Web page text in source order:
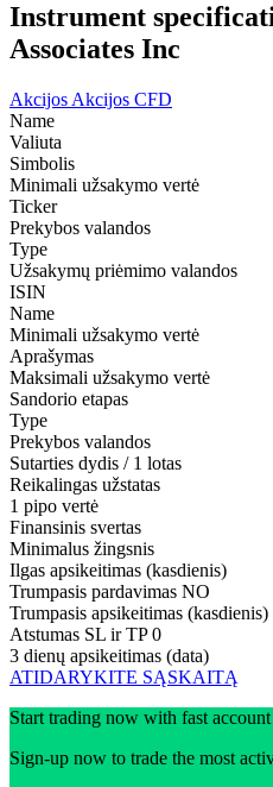
Instrument
Associates Inc
Akcijos Akcijos CFD
Name
Valiuta
Simbolis
Minimali užsakymo vertė
Ticker
Prekybos valandos
Type
Užsakymų priėmimo valandos
ISIN
Name
Minimali užsakymo vertė
Aprašymas
Maksimali užsakymo vertė
Sandorio etapas
Type
Prekybos valandos
Sutarties dydis / 1 lotas
Reikalingas užstatas
1 pipo vertė
Finansinis svertas
Minimalus žingsnis
Ilgas apsikeitimas (kasdienis)
Trumpasis pardavimas NO
Trumpasis apsikeitimas (kasdienis)
Atstumas SL ir TP 0
3 dienų apsikeitimas (data)
ATIDARYKITE SĄSKAITĄ
Start trading now with fast
Sign-up now to trade the most